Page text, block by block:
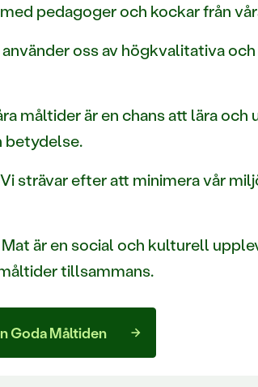
pedagoger och kockar från
oss av högkvalitativa
måltider är en chans att lära
betydelse.
Vi strävar efter att minimera vår
Mat är en social och kulturell
tillsammans.
Goda Måltiden